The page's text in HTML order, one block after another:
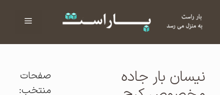
فهرست
نیسان بار جاده
صفحات
منتخب: